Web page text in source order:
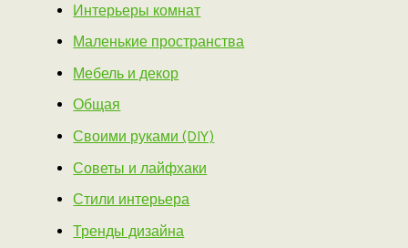
Интерьеры комнат
Маленькие пространства
Мебель и декор
Общая
Своими руками (DIY)
Советы и лайфхаки
Стили интерьера
Тренды дизайна